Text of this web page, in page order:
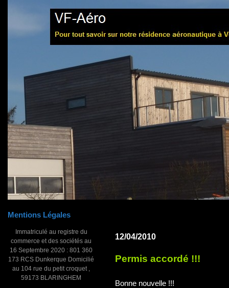
Mentions Légales
Immatriculé au registre du
commerce et des sociétés au
16 Septembre 2020 : 801 360
173 RCS Dunkerque Domicilié
au 104 rue du petit croquet ,
59173 BLARINGHEM
12/04/2010
Permis accordé !!!
Bonne nouvelle !!!